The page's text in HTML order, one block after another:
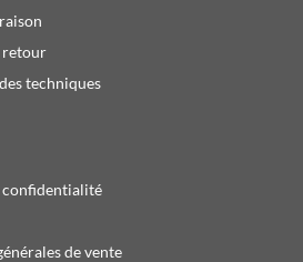
retour
techniques
de vente